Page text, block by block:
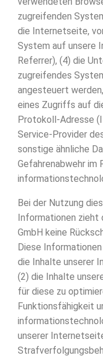
zugreifenden
die Internetseite,
System auf unsere
Referrer), (4) die
zugreifendes
angesteuert
eines Zugriffs auf
Protokoll-Adresse
Service-Provider
sonstige ähnliche
Gefahrenabwehr im
Bei der Nutzung
Informationen zieht
GmbH keine
Diese
die Inhalte unserer
(2) die Inhalte
für diese zu
Funktionsfähigkeit
unserer